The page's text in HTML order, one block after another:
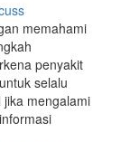
memahami
penyakit
selalu
mengalami